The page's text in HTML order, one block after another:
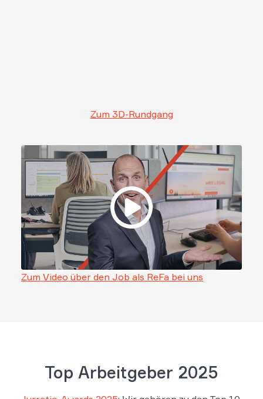
Zum 3D-Rundgang
Zum Video über den Job als ReFa bei uns
Top Arbeitgeber 2025